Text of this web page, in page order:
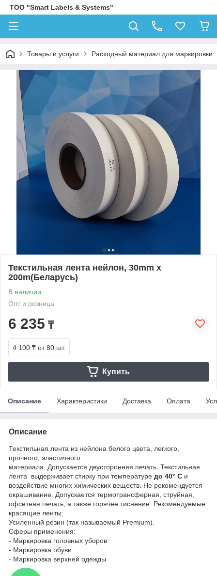
ТОО "Smart Labels & Systems"
Товары и услуги Расходный материал для маркировки
Текстильная лента нейлон, 30mm x
200m(Беларусь)
В наличии
Опт и розница
6 235 ₸
4 100 ₸ от 80 шт.
Купить
Описание Характеристики Доставка Оплата
Описание
Текстильная лента из нейлона белого цвета, легкого,
прочного, эластичного
материала. Допускается двусторонняя печать. Текстильная
лента выдерживает стирку при температуре до 40° С и
воздействие многих химических веществ. Не рекомендуется
окрашивание. Допускается термотрансферная, струйная,
офсетная печать, а также горячее тиснение. Рекомендуемые
красящие ленты:
Усиленный резин (так называемый Premium).
Сферы применения:
- Маркировка головных уборов
- Маркировка обуви
- Маркировка верхней одежды